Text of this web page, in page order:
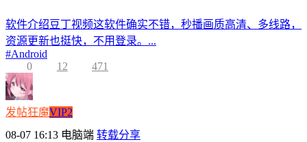
软件介绍豆丁视频这软件确实不错，秒播画质高清、多线路，
资源更新也挺快，不用登录。...
#Android
0
12 471
发帖狂魔VIP2
08-07 16:13 电脑端 转载分享